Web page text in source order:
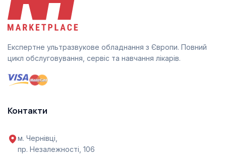
Експертне ультразвукове обладнання з Європи. Повний
цикл обслуговування, сервіс та навчання лікарів.
Контакти
м. Чернівці,
пр. Незалежності, 106